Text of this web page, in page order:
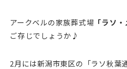
アークベルの家族葬式場 「ラソ
ご存じでしょうか♪
2月には新潟市東区の「ラソ秋葉